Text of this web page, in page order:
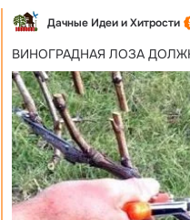
Дачные Идеи и Хитрости
ВИНОГРАДНАЯ ЛОЗА